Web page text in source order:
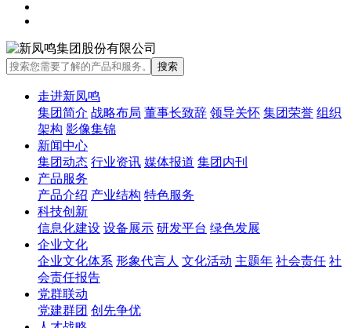
走进新凤鸣
集团简介 战略布局 董事长致辞 领导关怀 集团荣誉 组织
架构 影像集锦
新闻中心
集团动态 行业资讯 媒体报道 集团内刊
产品服务
产品介绍 产业结构 特色服务
科技创新
信息化建设 设备展示 研发平台 绿色发展
企业文化
企业文化体系 形象代言人 文化活动 主题年 社会责任 社
会责任报告
党群联动
党建群团 创先争优